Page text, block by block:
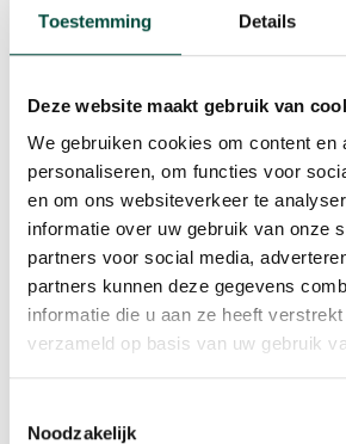
Toestemming Details
Deze website maakt gebruik van
We gebruiken cookies om content en
personaliseren, om functies voor
en om ons websiteverkeer te
informatie over uw gebruik van onze
partners voor social media,
partners kunnen deze gegevens
informatie die u aan ze heeft
verzameld op basis van uw gebruik
Noodzakelijk
Deelname is gratis